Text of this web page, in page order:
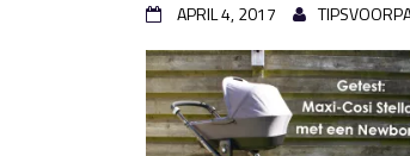
APRIL 4, 2017